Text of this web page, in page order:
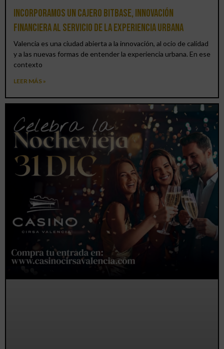
Incorporamos un cajero BitBase, innovación
financiera al servicio de la experiencia urbana
Valencia es una ciudad abierta a la innovación, al ocio de calidad
y a las nuevas formas de entender la experiencia urbana. En ese
contexto
LEER MÁS »